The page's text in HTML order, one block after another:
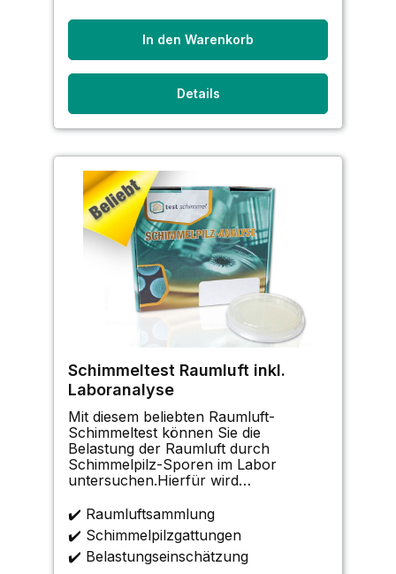
In den Warenkorb
Details
Schimmeltest Raumluft inkl.
Laboranalyse
Mit diesem beliebten Raumluft-
Schimmeltest können Sie die
Belastung der Raumluft durch
Schimmelpilz-Sporen im Labor
untersuchen.Hierfür wird
Sporen bestimmt, die im Laufe einer
vorgegebenen Zeitspanne auf einem
im Raum ausgelegten Nährboden
sedimentieren. Die Sammlung
✔️ Raumluftsammlung
✔️ Schimmelpilzgattungen
✔️ Belastungseinschätzung